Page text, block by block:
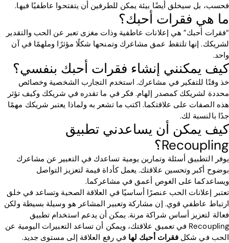
فحسب، بل سيخلق أيضًا بيئة يمكن للطرفين أن يتفتحوا عاطفيًا فيها.
ما هي فقرات أحبك؟
“فقرات أحبك” هي إعلانات عاطفية وذات مغزى تعبر عن الحب والتقدير
لشريكك. إنها تلتقط عمق مشاعرك وتمنحها شكلًا مؤثرًا وملهمًا في آن
واحد.
كيف يمكنني إنشاء فقرات أحبك بنفسي؟
خذ وقتًا للتفكير في مشاعرك. استخدم التجارب الشخصية وخصائص
محددة لشريكك كمصدر إلهام. فكر في ما تقدره في شريكك وكيف تؤثر
هذه الصفات على علاقتكما. اكتب ما تشعر به ولماذا يعتبر شريكك مهمًا
جدًا بالنسبة لك.
كيف يمكن أن يساعدني تطبيق
Recoupling؟
يوفر التطبيق أسئلة وتمارين يومية تساعدك في التعبير عن مشاعرك
بوضوح أكبر وتحسين علاقتك. يعمل كأداة قيمة لتعزيز التواصل
ويساعدكما على الغوص أعمق في مشاعركما.
تعتبر إعلانات الحب عنصرًا أساسيًا في العلاقة الصحية وتساعد في خلق
ارتباط عاطفي قوي. إن مشاركة وتعبير المشاعر هو وسيلة بسيطة ولكن
فعالة لتعزيز أساس شراكة مرنة. يمكن أن يدعم استخدام تطبيق
Recoupling في تعميق علاقتك، ويمكن أن تساعد التعبيرات اليومية عن
الحب في شكل فقرات أحبك لها في رفع العلاقة إلى مستوى جديد.